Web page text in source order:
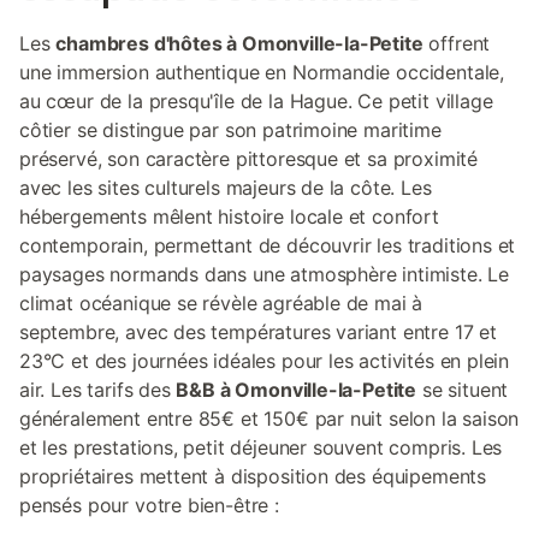
Leschambres d'hôtes à Omonville-la-Petite offrent
une immersion authentique en Normandie occidentale,
au cœur de la presqu'île de la Hague. Ce petit village
côtier se distingue par son patrimoine maritime
préservé, son caractère pittoresque et sa proximité
avec les sites culturels majeurs de la côte. Les
hébergements mêlent histoire locale et confort
contemporain, permettant de découvrir les traditions et
paysages normands dans une atmosphère intimiste. Le
climat océanique se révèle agréable de mai à
septembre, avec des températures variant entre 17 et
23°C et des journées idéales pour les activités en plein
air. Les tarifs des B&B à Omonville-la-Petite se situent
généralement entre 85€ et 150€ par nuit selon la saison
et les prestations, petit déjeuner souvent compris. Les
propriétaires mettent à disposition des équipements
pensés pour votre bien-être :